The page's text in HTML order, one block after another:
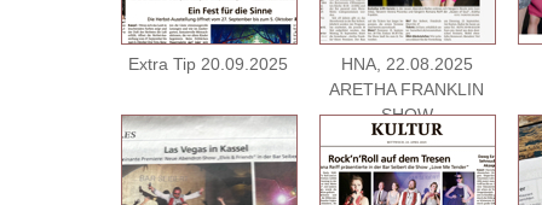
Extra Tip 20.09.2025
HNA, 22.08.2025
ARETHA FRANKLIN
SHOW